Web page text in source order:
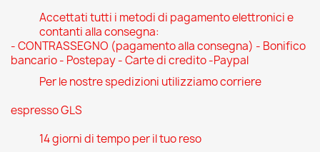
Accettati tutti i metodi di pagamento elettronici e
contanti alla consegna:
- CONTRASSEGNO (pagamento alla consegna) - Bonifico
bancario - Postepay - Carte di credito -Paypal
Per le nostre spedizioni utilizziamo corriere
espresso GLS
14 giorni di tempo per il tuo reso